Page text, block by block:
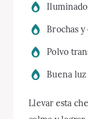
Brochas
Polvo
Buena
Llevar esta